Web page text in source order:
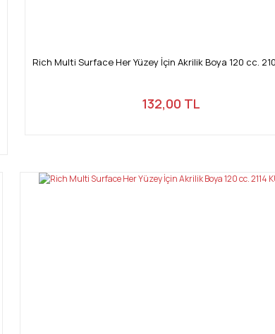
Rich Multi Surface Her Yüzey İçin Akrilik Boya 120 cc.
132,00 TL